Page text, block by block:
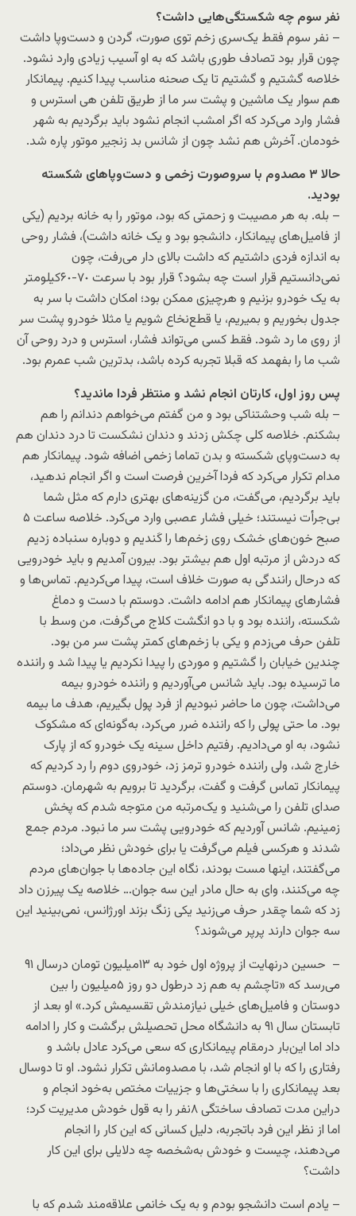
نفر سوم چه شکستگی‌هایی داشت؟
– نفر سوم فقط یک‌سری زخم توی صورت، گردن و دست‌و‌پا داشت
چون قرار بود تصادف طوری باشد که به او آسیب زیادی وارد نشود.
خلاصه گشتیم و گشتیم تا یک صحنه مناسب پیدا کنیم. پیمانکار
هم سوار یک ماشین و پشت‌ سر ما از طریق تلفن هی استرس و
فشار وارد می‌کرد که اگر امشب انجام نشود باید برگردیم به شهر
خودمان. آخرش هم نشد چون از شانس بد زنجیر موتور پاره شد.
حالا ٣ مصدوم با سروصورت زخمی و دست‌و‌پاهای شکسته
بودید.
– بله. به هر مصیبت و زحمتی که بود، موتور را به خانه بردیم (یکی
از فامیل‌های پیمانکار، دانشجو بود و یک خانه داشت)، فشار روحی
به‌ اندازه فردی داشتیم که داشت بالای دار می‌رفت، چون
نمی‌دانستیم قرار است چه بشود؟ قرار بود با سرعت ٧٠-۶٠کیلومتر
به یک خودرو بزنیم و هرچیزی ممکن بود؛ امکان داشت با سر به
جدول بخوریم و بمیریم، یا قطع‌نخاع شویم یا مثلا خودرو پشت سر
از روی ما رد شود. فقط کسی می‌تواند فشار، استرس و درد روحی‌ آن
شب ما را بفهمد که قبلا تجربه کرده باشد، بدترین شب عمرم بود.
پس روز اول، کارتان انجام نشد و منتظر فردا ماندید؟
– بله شب وحشتناکی بود و من گفتم می‌خواهم دندانم را هم
بشکنم. خلاصه کلی چکش زدند و دندان نشکست تا درد دندان هم
به دست‌و‌پای شکسته و بدن تماما زخمی اضافه شود. پیمانکار هم
مدام تکرار می‌کرد که فردا آخرین فرصت است و اگر انجام ندهید،
باید برگردیم، می‌گفت، من گزینه‌های بهتری دارم که مثل شما
بی‌جرأت نیستند؛ خیلی فشار عصبی وارد می‌کرد. خلاصه ساعت ۵
صبح خون‌های خشک روی زخم‌ها را کَندیم و دوباره سنباده زدیم
که دردش از مرتبه اول هم بیشتر بود. بیرون آمدیم و باید خودرویی
که درحال رانندگی به‌ صورت خلاف است، پیدا می‌کردیم. تماس‌ها و
فشارهای پیمانکار هم ادامه داشت. دوستم با دست‌ و دماغ
شکسته، راننده بود و با دو انگشت کلاج می‌گرفت، من وسط با
تلفن حرف می‌زدم و یکی با زخم‌های کمتر پشت سر من بود.
چندین خیابان را گشتیم و موردی را پیدا نکردیم یا پیدا شد و راننده
ما ترسیده بود. باید شانس می‌آوردیم و راننده خودرو بیمه
می‌داشت، چون ما حاضر نبودیم از فرد پول بگیریم، هدف ما بیمه
بود. ما حتی پولی را که راننده ضرر می‌کرد، به‌گونه‌ای که مشکوک
نشود، به او می‌دادیم. رفتیم داخل سینه یک خودرو که از پارک
خارج شد، ولی راننده خودرو ترمز زد، خودروی دوم را رد کردیم که
پیمانکار تماس گرفت و گفت، برگردید تا برویم به شهرمان. دوستم
صدای تلفن را می‌شنید و یک‌مرتبه من متوجه شدم که پخش
زمینیم. شانس آوردیم که خودرویی پشت سر ما نبود. مردم جمع
شدند و هرکسی فیلم می‌گرفت یا برای خودش نظر می‌داد؛
می‌گفتند، اینها مست بودند، نگاه این جاده‌ها با جوان‌های مردم
چه می‌کنند، وای به حال مادر این سه جوان… خلاصه یک پیرزن داد
زد که شما چقدر حرف می‌زنید یکی زنگ بزند اورژانس، نمی‌بینید این
سه جوان دارند پرپر می‌شوند؟
– حسین درنهایت از پروژه اول خود به ١٣‌میلیون تومان درسال ٩١
می‌رسد که «تاچشم به هم زد درطول دو روز ۵‌میلیون را بین
دوستان و فامیل‌های خیلی نیازمندش تقسیمش کرد.» او بعد از
تابستان‌ سال ٩١ به دانشگاه محل تحصیلش برگشت و کار را ادامه
داد اما این‌بار درمقام پیمانکاری که سعی می‌کرد عادل باشد و
رفتاری را که با او انجام شد، با مصدومانش تکرار نشود. او تا دوسال
بعد پیمانکاری را با سختی‌ها و جزییات مختص به‌خود انجام و
دراین مدت تصادف ساختگی ٨نفر را به قول خودش مدیریت کرد؛
اما از نظر این فرد باتجربه، دلیل کسانی که این کار را انجام
می‌دهند، چیست و خودش به‌شخصه چه دلایلی برای این کار
داشت؟
– یادم است دانشجو بودم و به یک خانمی علاقه‌مند شدم که با